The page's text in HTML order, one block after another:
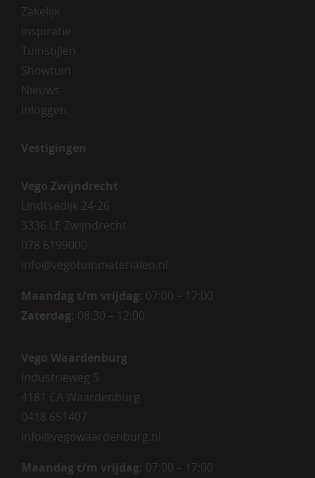
Zakelijk
Inspiratie
Tuinstijlen
Showtuin
Nieuws
Inloggen
Vestigingen
Vego Zwijndrecht
Lindtsedijk 24-26
3336 LE Zwijndrecht
078 6199000
info@vegotuinmaterialen.nl
Maandag t/m vrijdag: 07:00 – 17:00
Zaterdag: 08:30 – 12:00
Vego Waardenburg
Industrieweg 5
4181 CA Waardenburg
0418 651407
info@vegowaardenburg.nl
Maandag t/m vrijdag: 07:00 – 17:00